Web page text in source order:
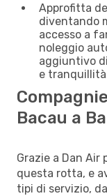
Approfitta
diventando
accesso a
noleggio
aggiuntivo
e
Bacau a
Grazie a Dan Air
questa rotta, e
tipi di servizio,